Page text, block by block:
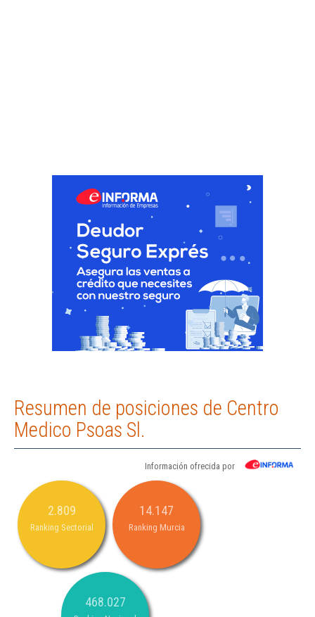
Resumen de posiciones de Centro
Medico Psoas Sl.
Información ofrecida por
2.809
Ranking Sectorial
14.147
Ranking Murcia
468.027